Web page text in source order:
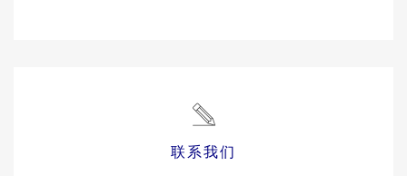
联系我们